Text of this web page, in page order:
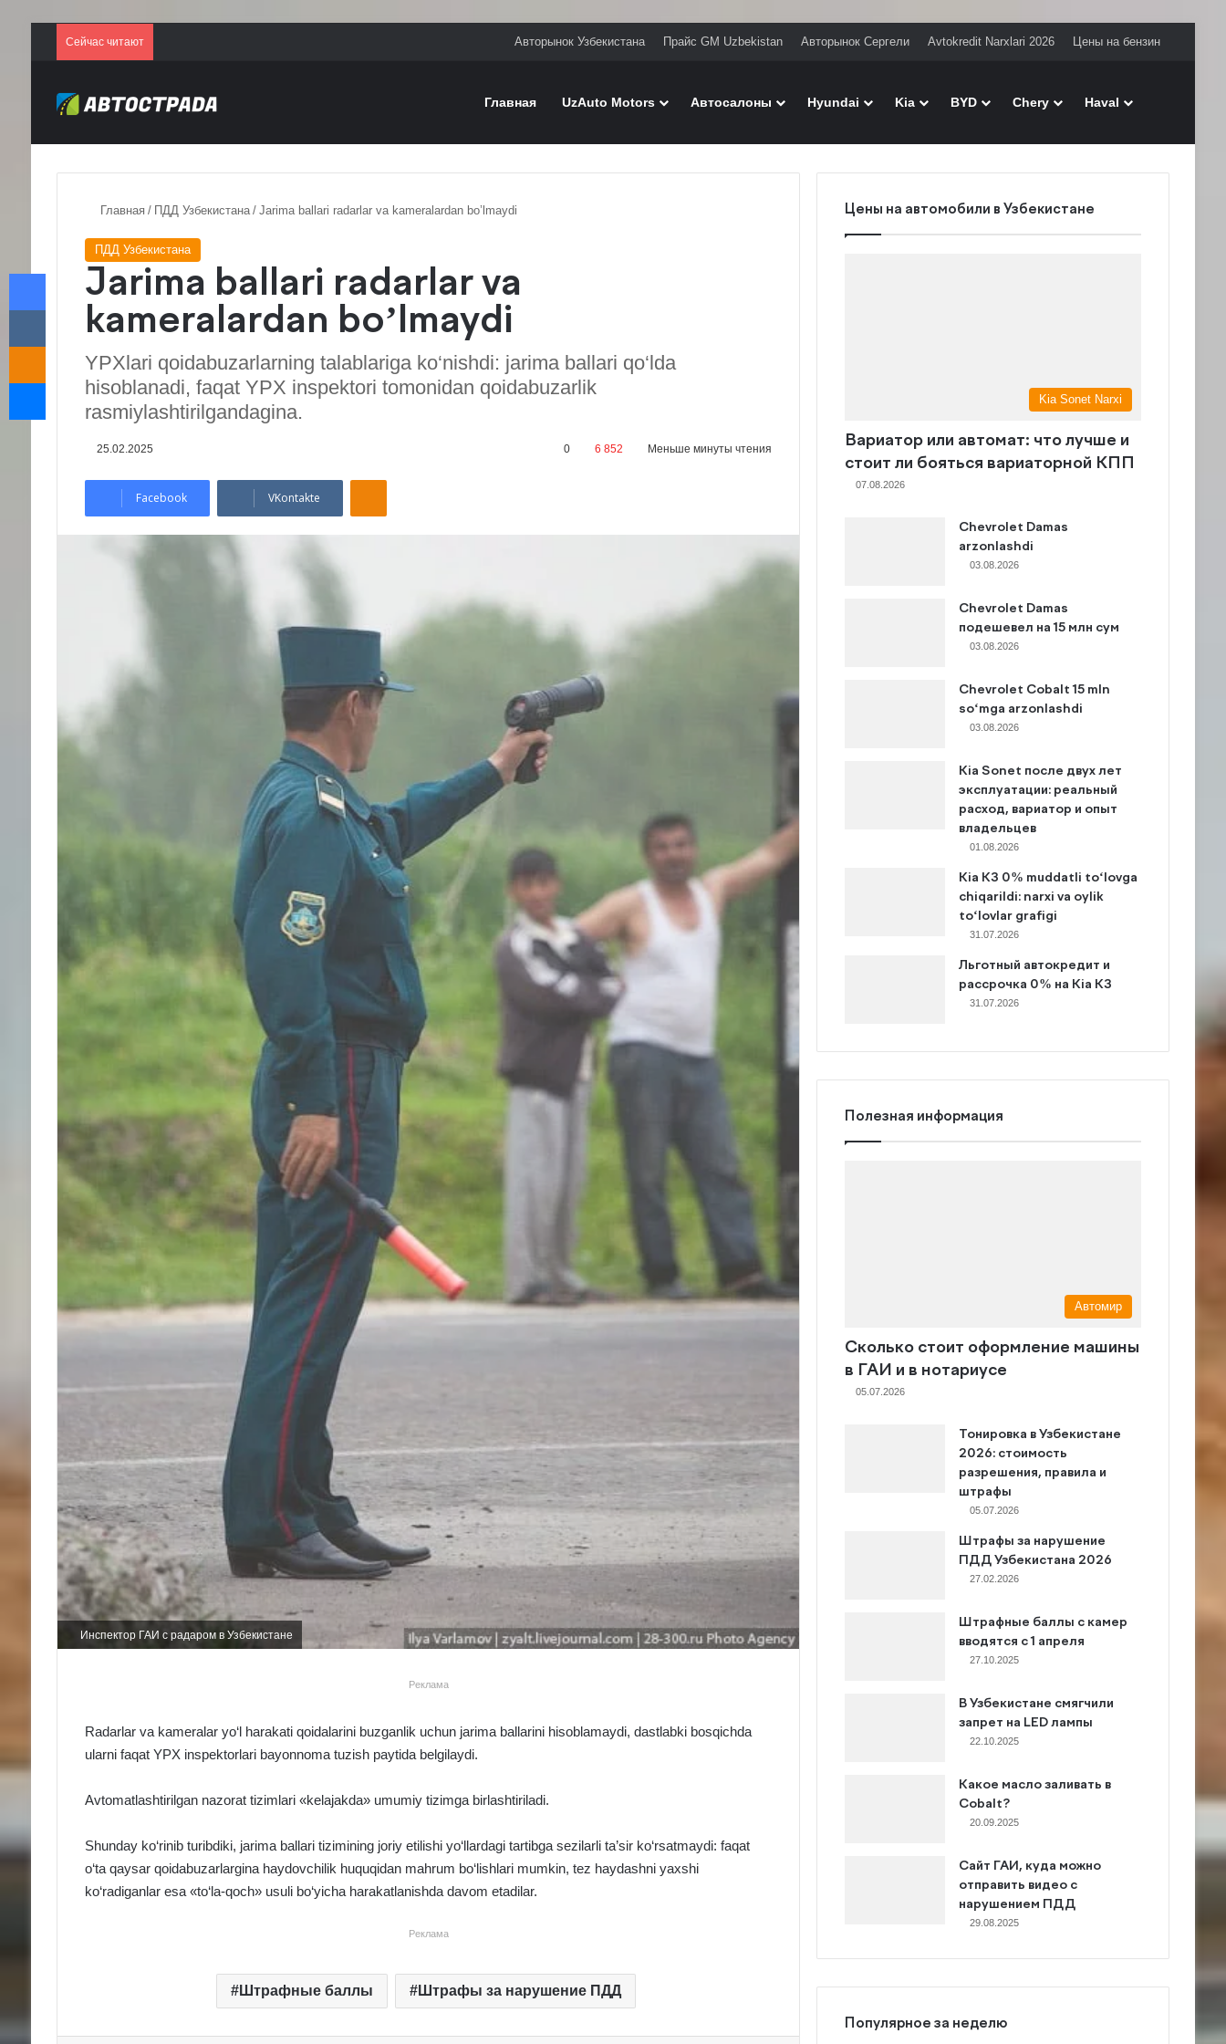
Сейчас читают Авторынок Узбекистана Прайс GM Uzbekistan Авторынок Сергели Avtokredit Narxlari 2026 Цены на бензин
Главная UzAuto Motors Автосалоны Hyundai Kia BYD Chery Haval
Главная / ПДД Узбекистана / Jarima ballari radarlar va kameralardan bo’lmaydi
ПДД Узбекистана
Jarima ballari radarlar va
kameralardan bo’lmaydi
YPXlari qoidabuzarlarning talablariga ko‘nishdi: jarima ballari qo‘lda
hisoblanadi, faqat YPX inspektori tomonidan qoidabuzarlik
rasmiylashtirilgandagina.
25.02.2025 0 6 852 Меньше минуты чтения
Facebook VKontakte
Odnoklassniki
Инспектор ГАИ с радаром в Узбекистане
Реклама
Radarlar va kameralar yo‘l harakati qoidalarini buzganlik uchun jarima ballarini hisoblamaydi, dastlabki bosqichda
ularni faqat YPX inspektorlari bayonnoma tuzish paytida belgilaydi.
Avtomatlashtirilgan nazorat tizimlari «kelajakda» umumiy tizimga birlashtiriladi.
Shunday ko‘rinib turibdiki, jarima ballari tizimining joriy etilishi yo‘llardagi tartibga sezilarli ta’sir ko‘rsatmaydi: faqat
o‘ta qaysar qoidabuzarlargina haydovchilik huquqidan mahrum bo‘lishlari mumkin, tez haydashni yaxshi
ko‘radiganlar esa «to‘la-qoch» usuli bo‘yicha harakatlanishda davom etadilar.
Реклама
Штрафные баллы Штрафы за нарушение ПДД
Цены на автомобили в Узбекистане
Kia Sonet Narxi
Вариатор или автомат: что лучше и
стоит ли бояться вариаторной КПП
07.08.2026
Chevrolet Damas
arzonlashdi
03.08.2026
Chevrolet Damas
подешевел на 15 млн сум
03.08.2026
Chevrolet Cobalt 15 mln
so‘mga arzonlashdi
03.08.2026
Kia Sonet после двух лет
эксплуатации: реальный
расход, вариатор и опыт
владельцев
01.08.2026
Kia K3 0% muddatli to‘lovga
chiqarildi: narxi va oylik
to‘lovlar grafigi
31.07.2026
Льготный автокредит и
рассрочка 0% на Kia K3
31.07.2026
Полезная информация
Автомир
Сколько стоит оформление машины
в ГАИ и в нотариусе
05.07.2026
Тонировка в Узбекистане
2026: стоимость
разрешения, правила и
штрафы
05.07.2026
Штрафы за нарушение
ПДД Узбекистана 2026
27.02.2026
Штрафные баллы с камер
вводятся с 1 апреля
27.10.2025
В Узбекистане смягчили
запрет на LED лампы
22.10.2025
Какое масло заливать в
Cobalt?
20.09.2025
Сайт ГАИ, куда можно
отправить видео с
нарушением ПДД
29.08.2025
Популярное за неделю
Facebook
VKontakte
Messenger